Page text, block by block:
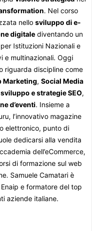
. Nel corso
nello sviluppo di e-
digitalediventando un
Istituzioni Nazionali e
e multinazionali. Oggi
riguarda discipline come
Marketing, Social Media
sviluppo e strategie SEO,
d’eventi. Insieme a
l’innovativo magazine
elettronico, punto di
dedicarsi alla vendita
dell’eCommerce,
di formazione sul web
Samuele Camatari è
e formatore del top
aziende italiane.